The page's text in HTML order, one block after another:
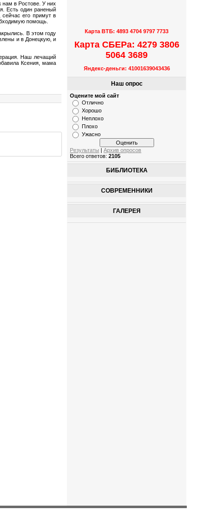
нам в Ростове. У них
Есть один раненый
его примут в
помощь.
В этом году
и в Донецкую, и
Наш лечащий
Ксения, мама
Карта ВТБ: 4893 4704 9797 7733
Карта СБЕРа: 4279 3806
5064 3689
Яндекс-деньги: 41001639043436
Наш опрос
Оцените мой сайт
Отлично
Хорошо
Неплохо
Плохо
Ужасно
Результаты |Архив опросов
Всего ответов:2105
БИБЛИОТЕКА
СОВРЕМЕННИКИ
ГАЛЕРЕЯ